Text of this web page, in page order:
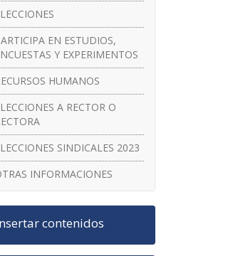
EN ESTUDIOS,
Y EXPERIMENTOS
HUMANOS
A RECTOR O
SINDICALES 2023
INFORMACIONES
contenidos